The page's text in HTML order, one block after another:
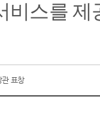
비스를
관 표창